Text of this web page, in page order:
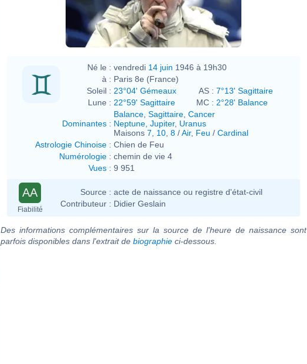
Né le : vendredi 14 juin 1946 à 19h30
à : Paris 8e (France)
Soleil : 23°04' Gémeaux AS : 7°13' Sagittaire
Lune : 22°59' Sagittaire MC : 2°28' Balance
Dominantes :
Balance Sagittaire Cancer
Neptune Jupiter, Uranus
Maisons 7 10 8 /Air, Feu / Cardinal
Astrologie Chinoise : Chien de Feu
Numérologie : chemin de vie 4
Vues : 9 951
AA
Fiabilité
Source : acte de naissance ou registre d'état-civil
Contributeur : Didier Geslain
Des informations complémentaires sur la source de l'heure de naissance sont
parfois disponibles dans l'extrait de biographie ci-dessous.